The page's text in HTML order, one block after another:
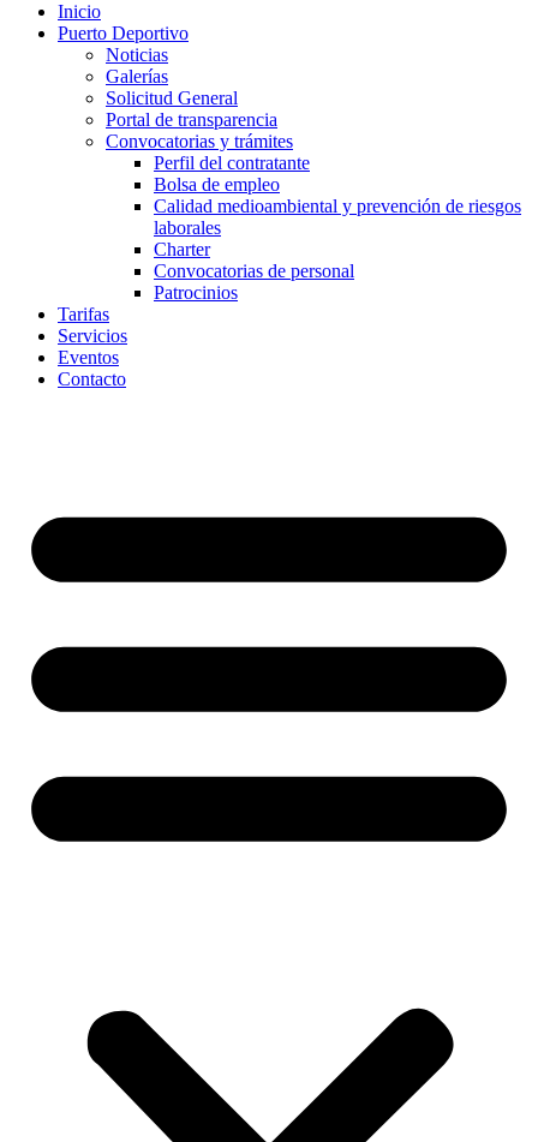
Inicio
Puerto Deportivo
Noticias
Galerías
Solicitud General
Portal de transparencia
Convocatorias y trámites
Perfil del contratante
Bolsa de empleo
Calidad medioambiental y prevención de riesgos
laborales
Charter
Convocatorias de personal
Patrocinios
Tarifas
Servicios
Eventos
Contacto